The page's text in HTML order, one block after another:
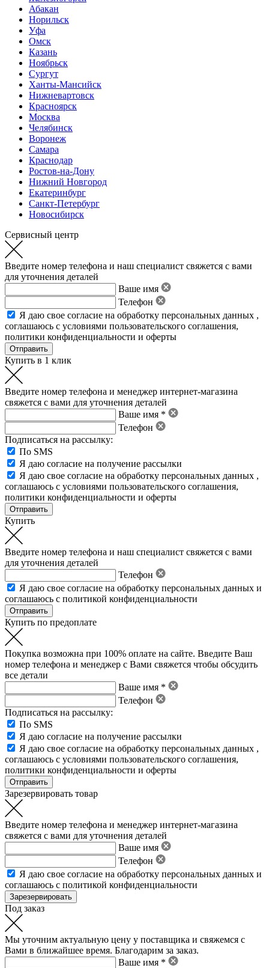
Абакан
Норильск
Уфа
Омск
Казань
Ноябрьск
Сургут
Ханты-Мансийск
Нижневартовск
Красноярск
Москва
Челябинск
Воронеж
Самара
Краснодар
Ростов-на-Дону
Нижний Новгород
Екатеринбург
Санкт-Петербург
Новосибирск
Сервисный центр
Введите номер телефона и наш специалист свяжется с вами
для уточнения деталей
Ваше имя
Телефон
Я даю свое согласие на обработку персональных данных ,
соглашаюсь с условиями пользовательского соглашения,
политики конфиденциальности и оферты
Купить в 1 клик
Введите номер телефона и менеджер интернет-магазина
свяжется с вами для уточнения деталей
Ваше имя *
Телефон
Подписаться на рассылку:
По SMS
Я даю согласие на получение рассылки
Я даю свое согласие на обработку персональных данных ,
соглашаюсь с условиями пользовательского соглашения,
политики конфиденциальности и оферты
Купить
Введите номер телефона и наш специалист свяжется с вами
для уточнения деталей
Телефон
Я даю свое согласие на обработку персональных данных и
соглашаюсь с политикой конфиденциальности
Купить по предоплате
Покупка возможна при 100% оплате на сайте. Введите Ваш
номер телефона и менеджер с Вами свяжется чтобы обсудить
все детали
Ваше имя *
Телефон
Подписаться на рассылку:
По SMS
Я даю согласие на получение рассылки
Я даю свое согласие на обработку персональных данных ,
соглашаюсь с условиями пользовательского соглашения,
политики конфиденциальности и оферты
Зарезервировать товар
Введите номер телефона и менеджер интернет-магазина
свяжется с вами для уточнения деталей
Ваше имя
Телефон
Я даю свое согласие на обработку персональных данных и
соглашаюсь с политикой конфиденциальности
Под заказ
Мы уточним актуальную цену у поставщика и свяжемся с
Вами в ближайшее время. Благодарим за заказ.
Ваше имя *